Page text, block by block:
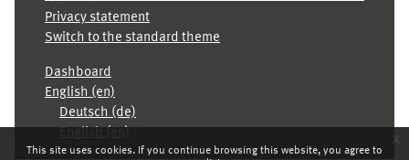
This site uses cookies. If you continue browsing this website, you agree to
x
Privacy statement
Switch to the standard theme
Dashboard
English ‎(en)‎
Deutsch ‎(de)‎